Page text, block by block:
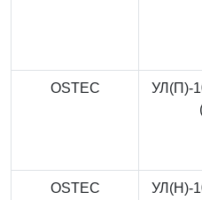
OSTEC
УЛ(П)-
OSTEC
УЛ(Н)-